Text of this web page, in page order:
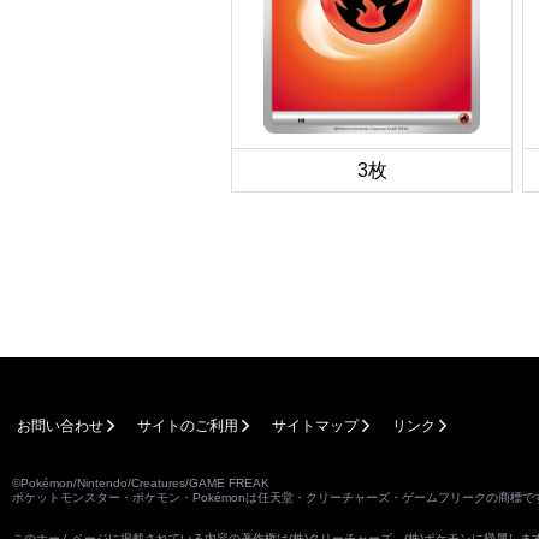
3枚
お問い合わせ サイトのご利用 サイトマップ リンク
©Pokémon/Nintendo/Creatures/GAME FREAK
ポケットモンスター・ポケモン・Pokémonは任天堂・クリーチャーズ・ゲームフリークの商標で